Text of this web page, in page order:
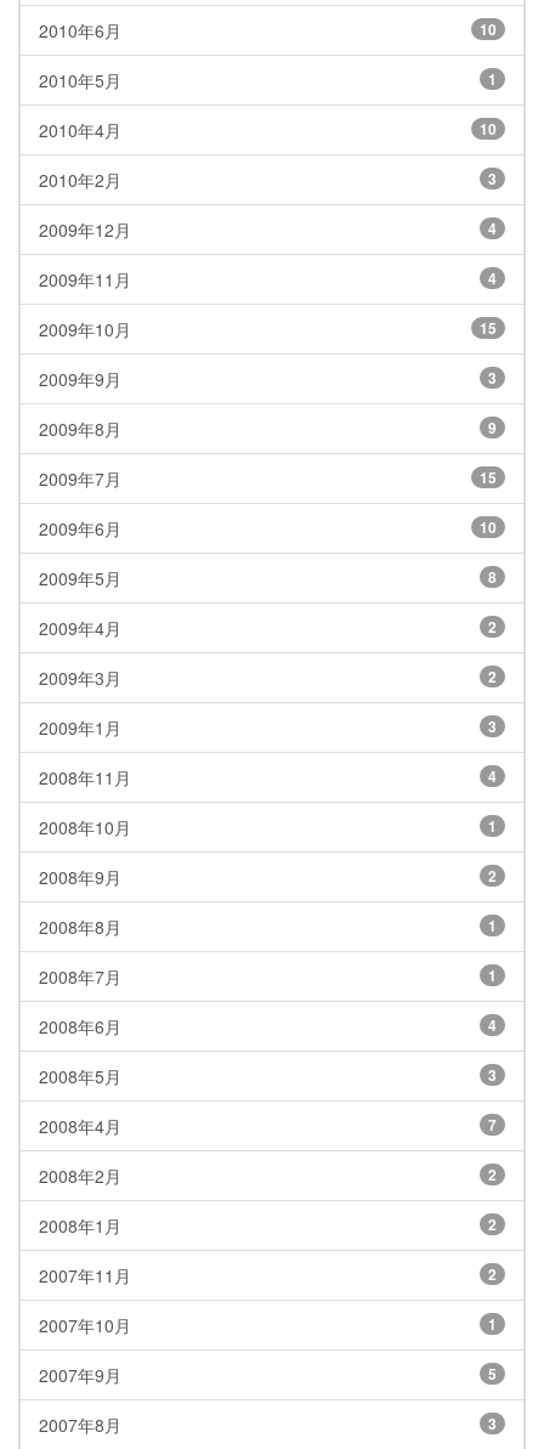
2010年6月 10
2010年5月 1
2010年4月 10
2010年2月 3
2009年12月 4
2009年11月 4
2009年10月 15
2009年9月 3
2009年8月 9
2009年7月 15
2009年6月 10
2009年5月 8
2009年4月 2
2009年3月 2
2009年1月 3
2008年11月 4
2008年10月 1
2008年9月 2
2008年8月 1
2008年7月 1
2008年6月 4
2008年5月 3
2008年4月 7
2008年2月 2
2008年1月 2
2007年11月 2
2007年10月 1
2007年9月 5
2007年8月 3